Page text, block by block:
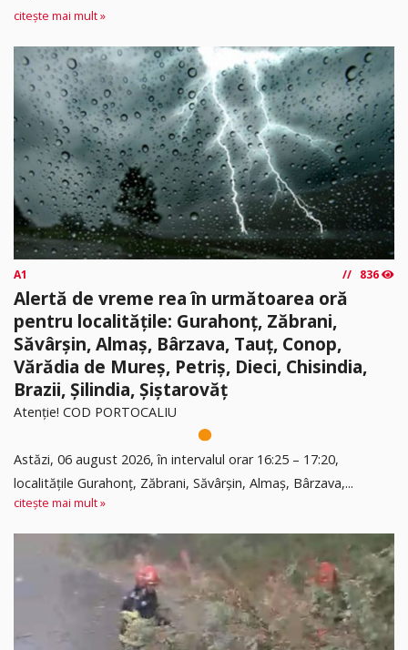
citește mai mult »
A1 836
Alertă de vreme rea în următoarea oră
pentru localitățile: Gurahonț, Zăbrani,
Săvârșin, Almaș, Bârzava, Tauț, Conop,
Vărădia de Mureș, Petriș, Dieci, Chisindia,
Brazii, Șilindia, Șiștarovăț
Atenție! COD PORTOCALIU
Astăzi, 06 august 2026, în intervalul orar 16:25 – 17:20,
localitățile Gurahonț, Zăbrani, Săvârșin, Almaș, Bârzava,...
citește mai mult »